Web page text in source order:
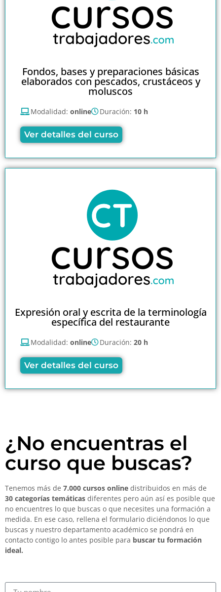
Fondos, bases y preparaciones básicas
elaborados con pescados, crustáceos y
moluscos
Modalidad: online Duración: 10 h
Ver detalles del curso
Expresión oral y escrita de la terminología
específica del restaurante
Modalidad: online Duración: 20 h
Ver detalles del curso
¿No encuentras el
curso que buscas?
Tenemos más de 7.000 cursos online distribuidos en más de
30 categorías temáticas diferentes pero aún así es posible que
no encuentres lo que buscas o que necesites una formación a
medida. En ese caso, rellena el formulario diciéndonos lo que
buscas y nuestro departamento académico se pondrá en
contacto contigo lo antes posible para buscar tu formación
ideal.